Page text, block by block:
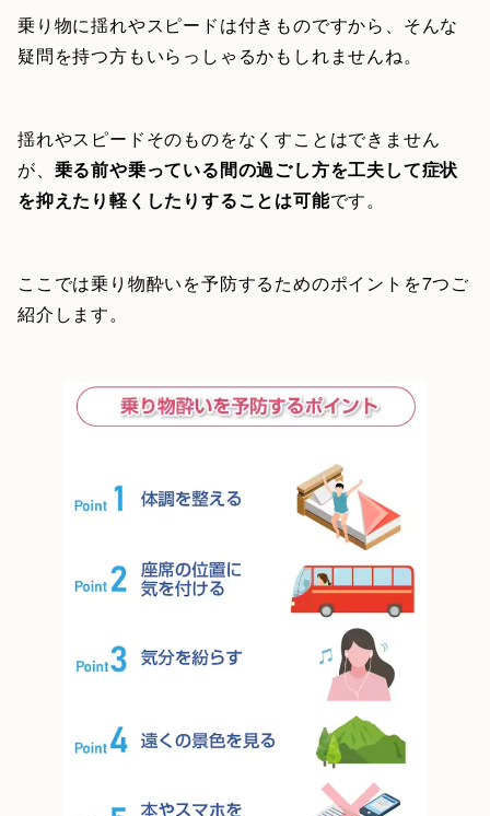
乗り物に揺れやスピードは付きものですから、そんな
疑問を持つ方もいらっしゃるかもしれませんね。
揺れやスピードそのものをなくすことはできません
が、 乗る前や乗っている間の過ごし方を工夫して症状
を抑えたり軽くしたりすることは可能です。
ここでは乗り物酔いを予防するためのポイントを7つご
紹介します。